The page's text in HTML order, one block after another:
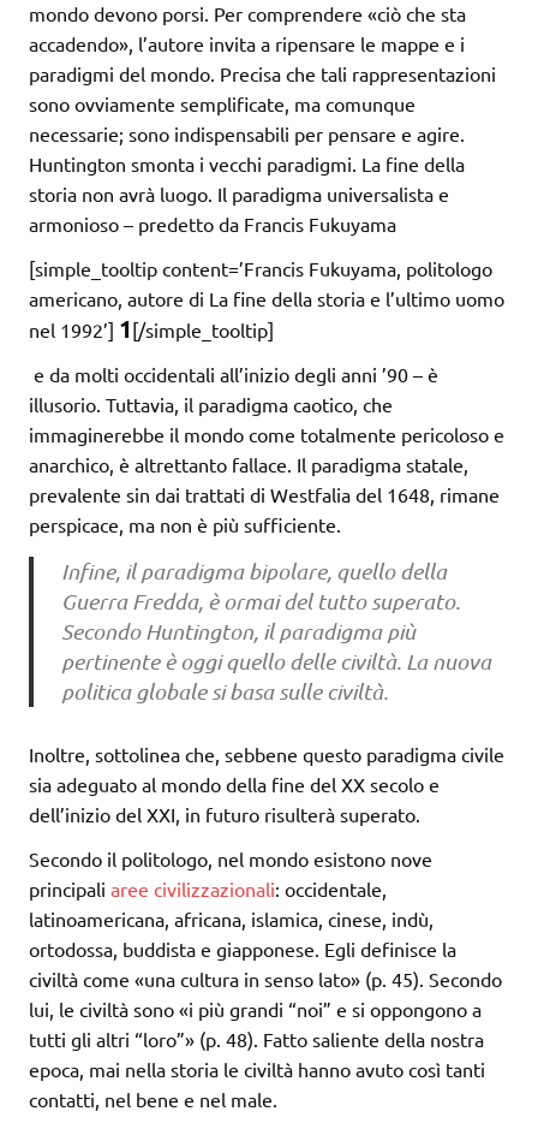
mondo devono porsi. Per comprendere «ciò che sta
accadendo», l’autore invita a ripensare le mappe e i
paradigmi del mondo. Precisa che tali rappresentazioni
sono ovviamente semplificate, ma comunque
necessarie; sono indispensabili per pensare e agire.
Huntington smonta i vecchi paradigmi. La fine della
storia non avrà luogo. Il paradigma universalista e
armonioso – predetto da Francis Fukuyama
[simple_tooltip content=’Francis Fukuyama, politologo
americano, autore di La fine della storia e l’ultimo uomo
nel 1992’] 1 [/simple_tooltip]
e da molti occidentali all’inizio degli anni ’90 – è
illusorio. Tuttavia, il paradigma caotico, che
immaginerebbe il mondo come totalmente pericoloso e
anarchico, è altrettanto fallace. Il paradigma statale,
prevalente sin dai trattati di Westfalia del 1648, rimane
perspicace, ma non è più sufficiente.
Infine, il paradigma bipolare, quello della
Guerra Fredda, è ormai del tutto superato.
Secondo Huntington, il paradigma più
pertinente è oggi quello delle civiltà. La nuova
politica globale si basa sulle civiltà.
Inoltre, sottolinea che, sebbene questo paradigma civile
sia adeguato al mondo della fine del XX secolo e
dell’inizio del XXI, in futuro risulterà superato.
Secondo il politologo, nel mondo esistono nove
principali aree civilizzazionali: occidentale,
latinoamericana, africana, islamica, cinese, indù,
ortodossa, buddista e giapponese. Egli definisce la
civiltà come «una cultura in senso lato» (p. 45). Secondo
lui, le civiltà sono «i più grandi “noi” e si oppongono a
tutti gli altri “loro”» (p. 48). Fatto saliente della nostra
epoca, mai nella storia le civiltà hanno avuto così tanti
contatti, nel bene e nel male.